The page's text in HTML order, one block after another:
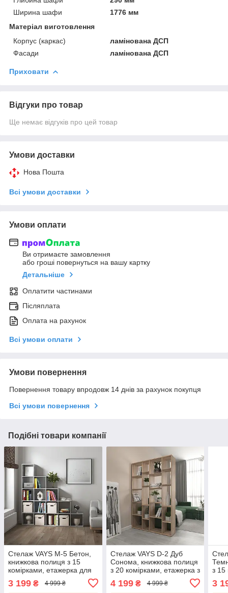
Ширина шафи
1776 мм
Матеріал виготовлення
Корпус (каркас)
ламінована ДСП
Фасади
ламінована ДСП
Приховати
Відгуки про товар
Ще немає відгуків про цей товар
Умови доставки
Нова Пошта
Всі умови доставки
Умови оплати
Ви отримаєте замовлення
або гроші повернуться на вашу картку
Детальніше
Оплатити частинами
Післяплата
Оплата на рахунок
Всі умови оплати
Умови повернення
Повернення товару впродовж 14 днів за рахунок покупця
Всі умови повернення
Подібні товари компанії
Стелаж VAYS M-5 Бетон,
книжкова полиця з 15
комірками, етажерка для
ЛДСП, 178×29×178 см
3 199 ₴ 4 999 ₴
Стелаж VAYS D-2 Дуб
Сонома, книжкова полиця
з 20 комірками, етажерка з
ЛДСП для дому, іграшок і
декору, 117×30×178 см
4 199₴ 4 999 ₴
з 15
3